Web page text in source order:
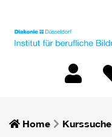
Home Kurssuche